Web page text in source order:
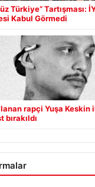
Türkiye” Tartışması:
Kabul Görmedi
rapçi Yuşa Keskin